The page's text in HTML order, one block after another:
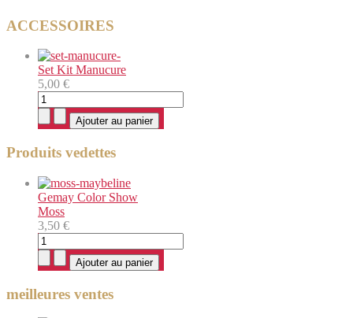
ACCESSOIRES
Set Kit Manucure
5,00 €
Produits vedettes
Gemay Color Show
Moss
3,50 €
meilleures ventes